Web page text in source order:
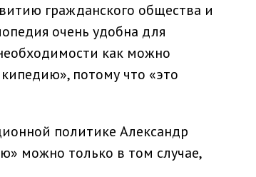
гражданского общества и
очень удобна для
как можно
потому что «это
политике Александр
можно только в том случае,